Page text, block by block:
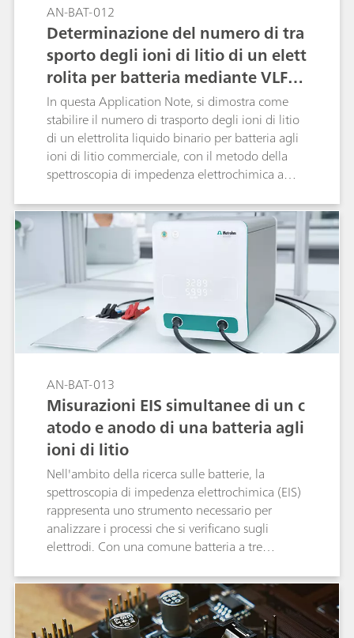
AN-BAT-012
Determinazione del numero di tra
sporto degli ioni di litio di un elett
rolita per batteria mediante VLF-EI
S
In questa Application Note, si dimostra come
stabilire il numero di trasporto degli ioni di litio
di un elettrolita liquido binario per batteria agli
ioni di litio commerciale, con il metodo della
spettroscopia di impedenza elettrochimica a
AN-BAT-013
Misurazioni EIS simultanee di un c
atodo e anodo di una batteria agli
ioni di litio
Nell'ambito della ricerca sulle batterie, la
spettroscopia di impedenza elettrochimica (EIS)
rappresenta uno strumento necessario per
analizzare i processi che si verificano sugli
elettrodi. Con una comune batteria a tre
prima su un elettrodo e poi sull'altro.